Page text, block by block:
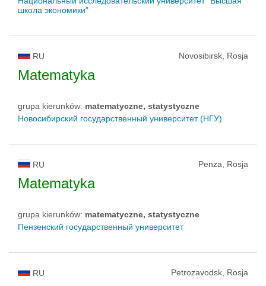
школа экономики"
RU Novosibirsk, Rosja
Matematyka
grupa kierunków: matematyczne, statystyczne
Новосибирский государственный университет (НГУ)
RU Penza, Rosja
Matematyka
grupa kierunków: matematyczne, statystyczne
Пензенский государственный университет
RU Petrozavodsk, Rosja